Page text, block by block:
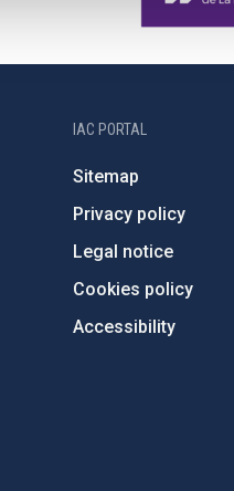
IAC PORTAL
Sitemap
Privacy policy
Legal notice
Cookies policy
Accessibility